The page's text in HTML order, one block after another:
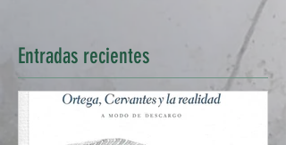
Entradas recientes